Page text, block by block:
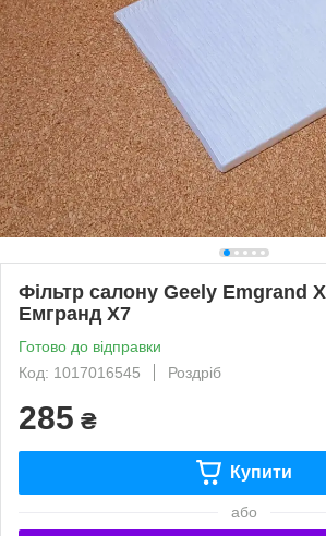
Фільтр салону Geely Emgrand
Емгранд Х7
Готово до відправки
Код: 1017016545
Роздріб
285 ₴
Купити
або